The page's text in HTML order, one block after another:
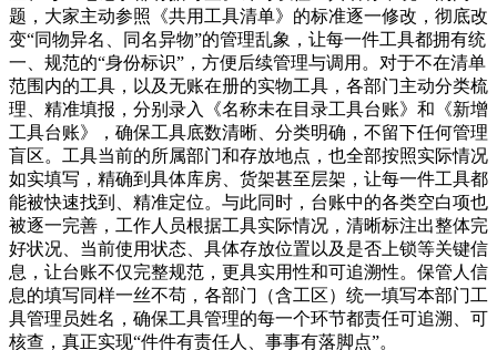
题，大家主动参照《共用工具清单》的标准逐一修改，彻底改
变“同物异名、同名异物”的管理乱象，让每一件工具都拥有统
一、规范的“身份标识”，方便后续管理与调用。对于不在清单
范围内的工具，以及无账在册的实物工具，各部门主动分类梳
理、精准填报，分别录入《名称未在目录工具台账》和《新增
工具台账》，确保工具底数清晰、分类明确，不留下任何管理
盲区。工具当前的所属部门和存放地点，也全部按照实际情况
如实填写，精确到具体库房、货架甚至层架，让每一件工具都
能被快速找到、精准定位。与此同时，台账中的各类空白项也
被逐一完善，工作人员根据工具实际情况，清晰标注出整体完
好状况、当前使用状态、具体存放位置以及是否上锁等关键信
息，让台账不仅完整规范，更具实用性和可追溯性。保管人信
息的填写同样一丝不苟，各部门（含工区）统一填写本部门工
具管理员姓名，确保工具管理的每一个环节都责任可追溯、可
核查，真正实现“件件有责任人、事事有落脚点”。